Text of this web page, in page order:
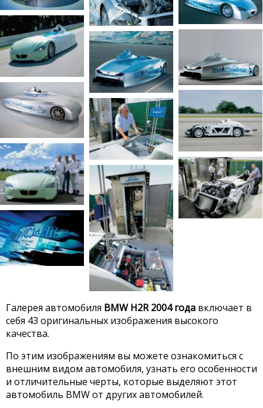
Галерея автомобиля BMW H2R 2004 года включает в
себя 43 оригинальных изображения высокого
качества.
По этим изображениям вы можете ознакомиться с
внешним видом автомобиля, узнать его особенности
и отличительные черты, которые выделяют этот
автомобиль BMW от других автомобилей.